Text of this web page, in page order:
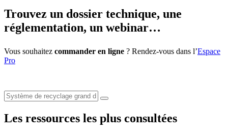
Trouvez un dossier technique, une
réglementation, un webinar…
Vous souhaitez commander en ligne ? Rendez-vous dans l’Espace
Pro
Les ressources les plus consultées